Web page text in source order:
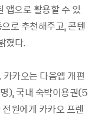
앱으로 활용할 수 있
로 추천해주고, 콘텐
혔다.
카카오는 다음앱 개편
명),국내 숙박이용권(5
원에게 카카오 프렌